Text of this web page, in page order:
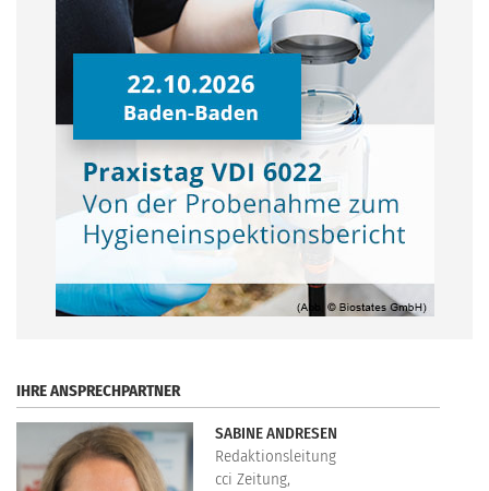
IHRE ANSPRECHPARTNER
SABINE ANDRESEN
Redaktionsleitung
cci Zeitung,